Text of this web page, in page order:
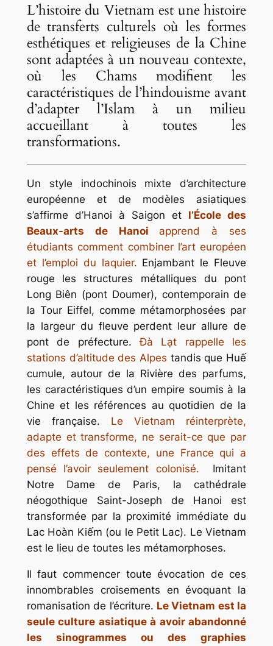
L’histoire du Vietnam est une histoire
de transferts culturels où les formes
esthétiques et religieuses de la Chine
sont adaptées à un nouveau contexte,
où les Chams modifient les
caractéristiques de l’hindouisme avant
d’adapter l’Islam à un milieu
accueillant à toutes les
transformations.
Un style indochinois mixte d’architecture
européenne et de modèles asiatiques
s’affirme d’Hanoi à Saigon et l’École des
Beaux-arts de Hanoi apprend à ses
étudiants comment combiner l’art européen
et l’emploi du laquier. Enjambant le Fleuve
rouge les structures métalliques du pont
Long Biên (pont Doumer), contemporain de
la Tour Eiffel, comme métamorphosées par
la largeur du fleuve perdent leur allure de
pont de préfecture.Đà Lạt rappelle les
stations d’altitude des Alpes tandis que Huế
cumule, autour de la Rivière des parfums,
les caractéristiques d’un empire soumis à la
Chine et les références au quotidien de la
vie française. Le Vietnam réinterprète,
adapte et transforme, ne serait-ce que par
des effets de contexte, une France qui a
pensé l’avoir seulement colonisé. Imitant
Notre Dame de Paris, la cathédrale
néogothique Saint-Joseph de Hanoi est
transformée par la proximité immédiate du
Lac Hoàn Kiếm (ou le Petit Lac). Le Vietnam
est le lieu de toutes les métamorphoses.
Il faut commencer toute évocation de ces
innombrables croisements en évoquant la
romanisation de l’écriture. Le Vietnam est la
seule culture asiatique à avoir abandonné
les sinogrammes ou des graphies